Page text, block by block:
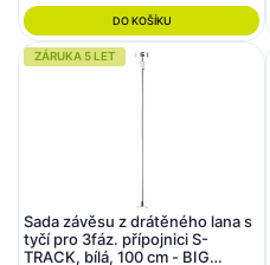
DO KOŠÍKU
ZÁRUKA 5 LET
Sada závěsu z drátěného lana s
tyčí pro 3fáz. přípojnici S-
TRACK, bílá, 100 cm - BIG